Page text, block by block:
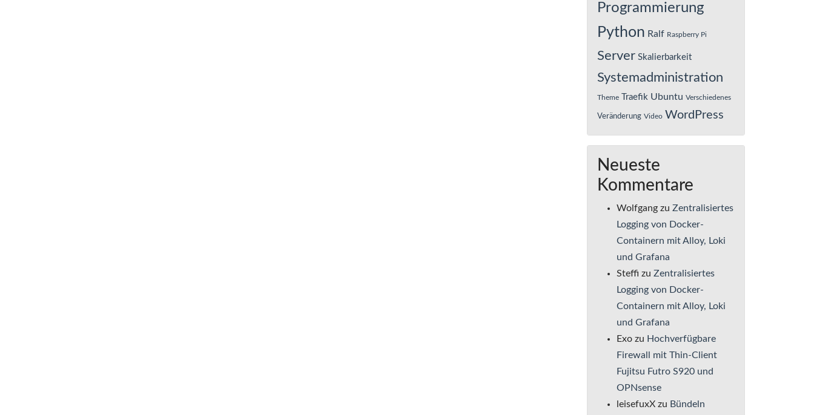
Programmierung
Python Ralf Raspberry Pi
Server Skalierbarkeit
Systemadministration
Theme Traefik Ubuntu Verschiedenes
Veränderung Video WordPress
Neueste
Kommentare
Wolfgang zu Zentralisiertes
Logging von Docker-
Containern mit Alloy, Loki
und Grafana
Steffi zu Zentralisiertes
Logging von Docker-
Containern mit Alloy, Loki
und Grafana
Exo zu Hochverfügbare
Firewall mit Thin-Client
Fujitsu Futro S920 und
OPNsense
leisefuxX zu Bündeln